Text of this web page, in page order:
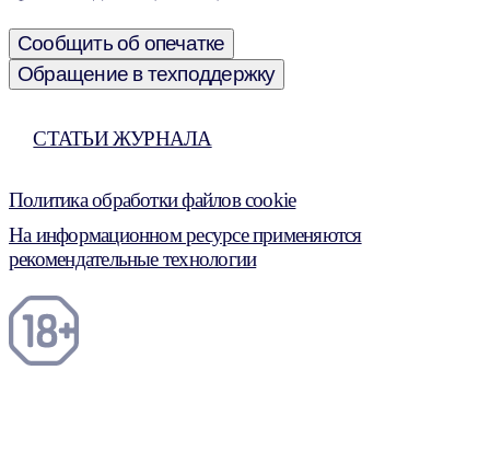
Сообщить об опечатке
Обращение в техподдержку
СТАТЬИ ЖУРНАЛА
Политика обработки файлов cookie
На информационном ресурсе применяются
рекомендательные технологии